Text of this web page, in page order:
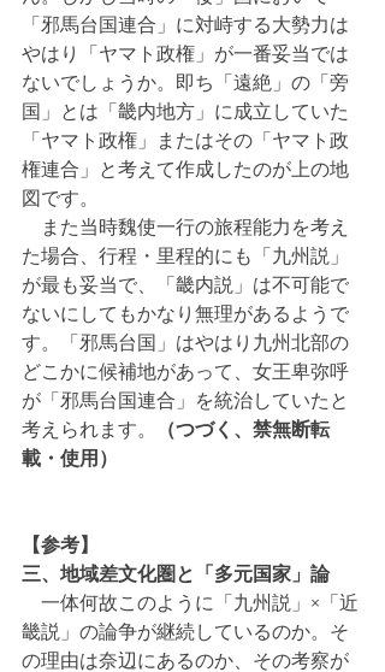
「邪馬台国連合」に対峙する大勢力は
やはり「ヤマト政権」が一番妥当では
ないでしょうか。即ち「遠絶」の「旁
国」とは「畿内地方」に成立していた
「ヤマト政権」またはその「ヤマト政
権連合」と考えて作成したのが上の地
図です。
また当時魏使一行の旅程能力を考え
た場合、行程・里程的にも「九州説」
が最も妥当で、「畿内説」は不可能で
ないにしてもかなり無理があるようで
す。「邪馬台国」はやはり九州北部の
どこかに候補地があって、女王卑弥呼
が「邪馬台国連合」を統治していたと
考えられます。
（つづく、禁無断転
載・使用）
【参考】
三、地域差文化圏と「多元国家」論
一体何故このように「九州説」×「近
畿説」の論争が継続しているのか。そ
の理由は奈辺にあるのか、その考察が